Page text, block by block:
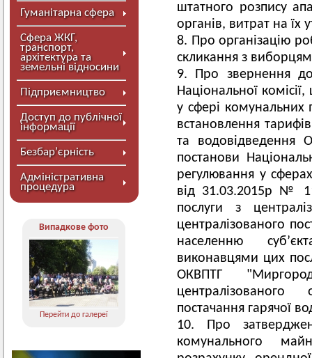
Гуманітарна сфера
Сфера ЖКГ,
транспорт,
архітектура та
земельні відносини
Підприємництво
Доступ до публічної
інформації
Безбар’єрність
Адміністративна
процедура
Випадкове фото
Перейти до галереї
штатного розпису
органів, витрат на їх
Про організацію
скликання з
Про звернення
Національної
у сфері
встановлення
та водовідведення
постанови
регулювання у
від 31.03.2015р №
послуги з
централізованого
населенню
виконавцями цих
ОКВПТГ
постачання гарячої
Про
комунального